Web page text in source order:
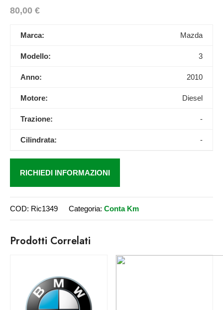
80,00 €
Marca: Mazda
Modello: 3
Anno: 2010
Motore: Diesel
Trazione: -
Cilindrata: -
RICHIEDI INFORMAZIONI
COD: Ric1349 Categoria: Conta Km
Prodotti Correlati